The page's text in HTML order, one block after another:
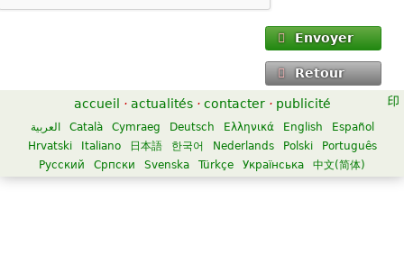
Envoyer
Retour
accueil · actualités · contacter · publicité
العربية Català Cymraeg Deutsch Ελληνικά English
Español
Hrvatski
Italiano 日本語 한국어 Nederlands Polski
Português
Русский
Српски Svenska Türkçe Українська 中文(简体)